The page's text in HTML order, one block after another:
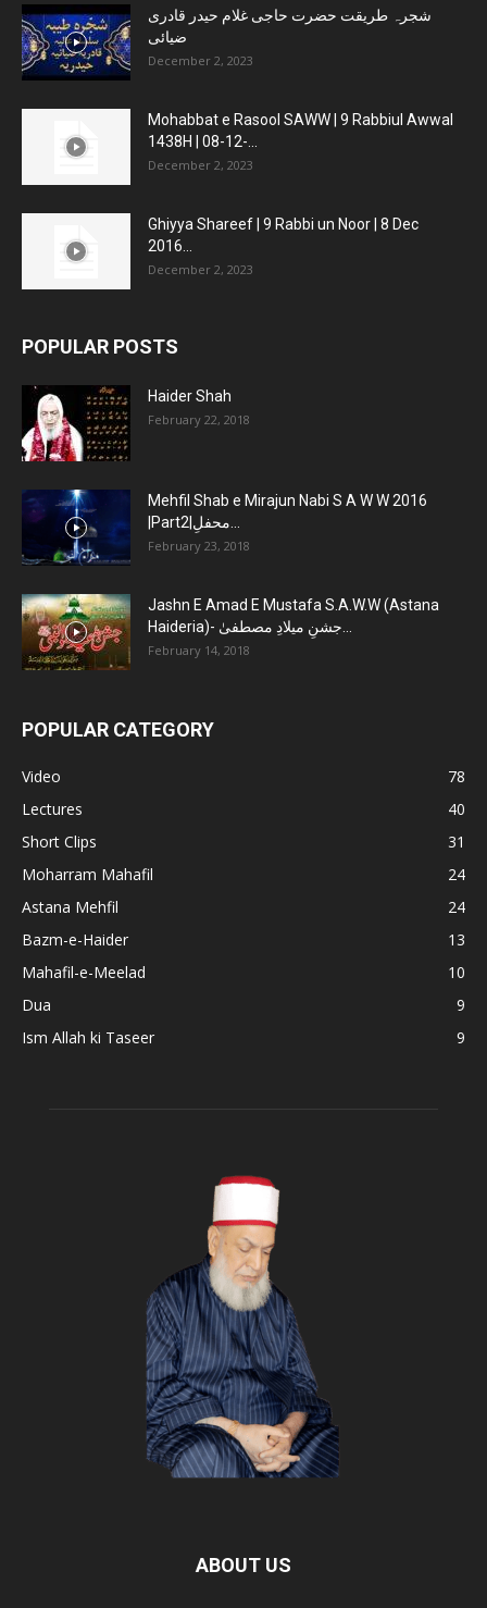
شجرہ طریقت حضرت حاجی غلام حیدر قادری
ضیائی
December 2, 2023
Mohabbat e Rasool SAWW | 9 Rabbiul Awwal
1438H | 08-12-...
December 2, 2023
Ghiyya Shareef | 9 Rabbi un Noor | 8 Dec
2016...
December 2, 2023
POPULAR POSTS
Haider Shah
February 22, 2018
Mehfil Shab e Mirajun Nabi S A W W 2016
|Part2|محفلِ...
February 23, 2018
Jashn E Amad E Mustafa S.A.W.W (Astana
Haideria)- جشنِ میلادِ مصطفیٰ...
February 14, 2018
POPULAR CATEGORY
Video
78
Lectures
40
Short Clips
31
Moharram Mahafil
24
Astana Mehfil
24
Bazm-e-Haider
13
Mahafil-e-Meelad
10
Dua
9
Ism Allah ki Taseer
9
ABOUT US